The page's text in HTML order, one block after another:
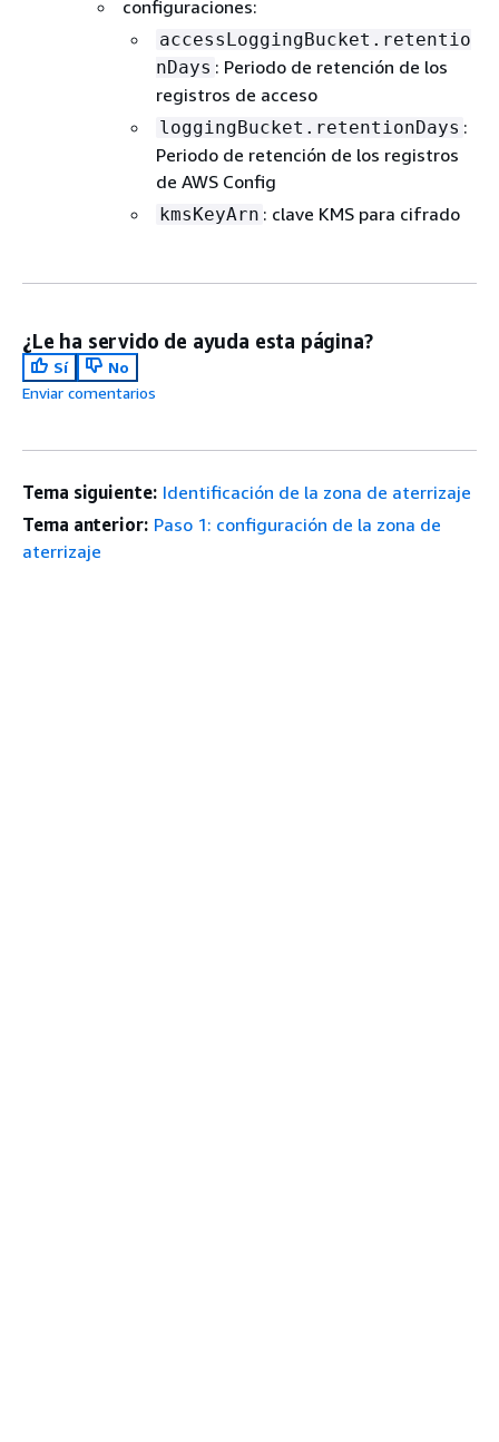
configuraciones:
accessLoggingBucket.retentio
nDays : Periodo de retención de los
registros de acceso
loggingBucket.retentionDays :
Periodo de retención de los registros
de AWS Config
kmsKeyArn : clave KMS para cifrado
¿Le ha servido de ayuda esta página?
Sí
No
Enviar comentarios
Tema siguiente: Identificación de la zona de aterrizaje
Tema anterior: Paso 1: configuración de la zona de
aterrizaje